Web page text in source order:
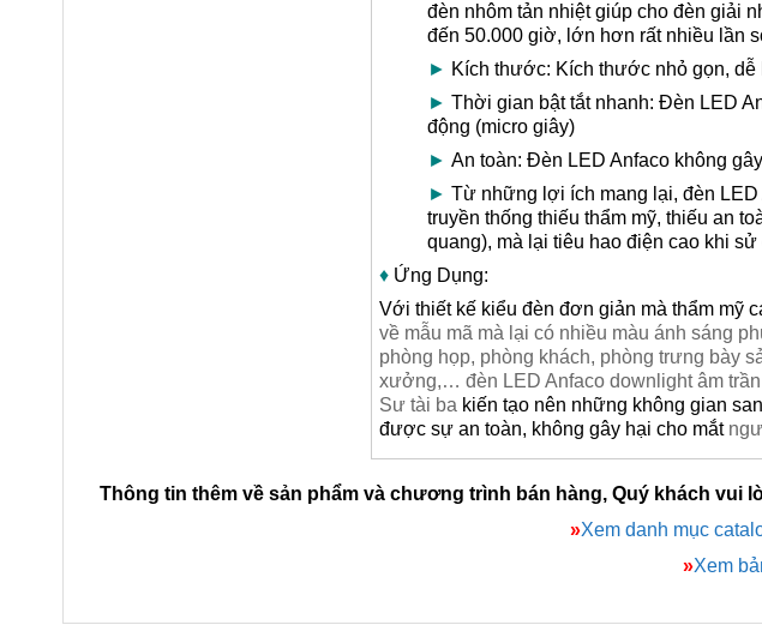
đèn nhôm tản nhiệt giúp cho đèn giải
đến 50.000 giờ, lớn hơn rất nhiều lần
► Kích thước: Kích thước nhỏ gọn, dễ
► Thời gian bật tắt nhanh: Đèn LED
động (micro giây)
► An toàn: Đèn LED Anfaco không
► Từ những lợi ích mang lại, đèn LED
truyền thống thiếu thẩm mỹ, thiếu an
quang), mà lại tiêu hao điện cao khi
♦ Ứng Dụng:
Với thiết kế kiểu đèn đơn giản mà thẩm mỹ
về mẫu mã mà lại có nhiều màu ánh sáng
phòng họp, phòng khách, phòng trưng bày
xưởng,… đèn LED Anfaco downlight âm
Sư tài ba kiến tạo nên những không gian
được sự an toàn, không gây hại cho mắt
Thông tin thêm về sản phẩm và chương trình bán hàng, Quý khách vui
»Xem danh mục
»Xem